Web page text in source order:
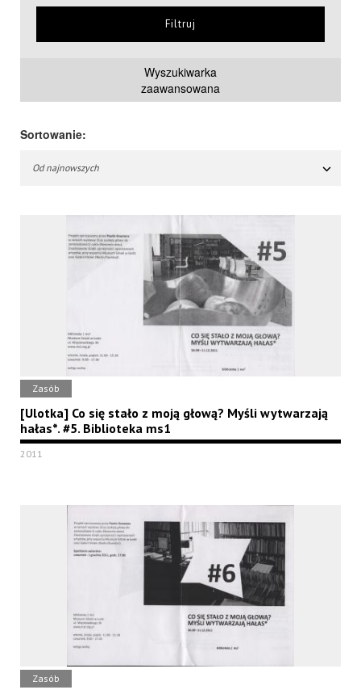
Filtruj
Wyszukiwarka
zaawansowana
Sortowanie:
Od najnowszych
Zasób
[Ulotka] Co się stało z moją głową? Myśli wytwarzają
hałas*. #5. Biblioteka ms1
2011
Zasób